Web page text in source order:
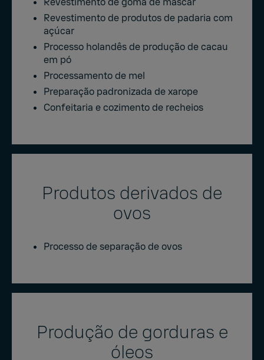
Revestimento de produtos de padaria com
açúcar
Processo holandês de produção de cacau
em pó
Processamento de mel
Preparação padronizada de xarope
Confeitaria e cozimento de recheios
Produtos derivados de
ovos
Processo de separação de ovos
Produção de gorduras e
óleos